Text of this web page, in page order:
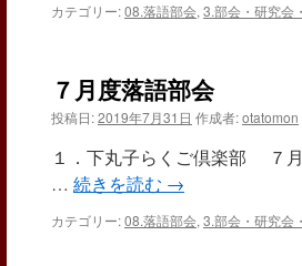
カテゴリー:08.落語部会, 3.部会・研究会
７月度落語部会
投稿日:2019年7月31日 作成者:otatomon
１．下丸子らくご倶楽部 ７
… 続きを読む →
カテゴリー:08.落語部会, 3.部会・研究会